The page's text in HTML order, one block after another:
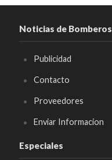
Noticias de Bomberos
Publicidad
Contacto
Proveedores
Enviar Informacion
Especiales